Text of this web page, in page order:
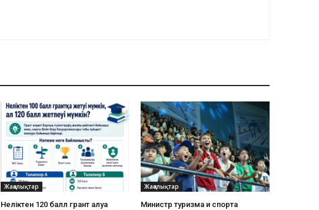
Жаңалықтар
Неліктен 120 балл грант алуға
Жаңалықтар
Министр туризма и спорта